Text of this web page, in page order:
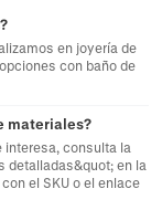
en joyería de
con baño de
materiales?
interesa, consulta la
detalladas&quot; en la
el SKU o el enlace